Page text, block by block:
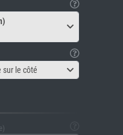
sur le côté